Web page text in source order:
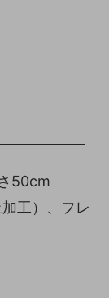
50cm
工）、フレ